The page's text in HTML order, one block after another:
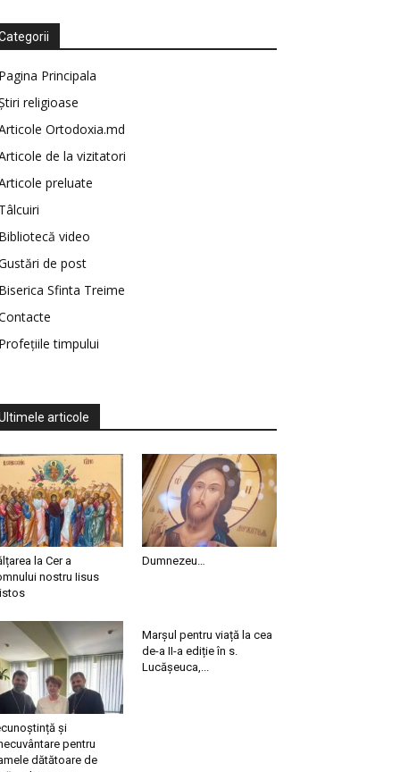
Pagina Principala
religioase
Ortodoxia.md
de la vizitatori
preluate
Tâlcuiri
Bibliotecă video
de post
Biserica Sfinta Treime
Profețiile timpului
articole
la Cer a
nostru Iisus
Dumnezeu…
și
pentru
dătătoare de
Marșul pentru viață la cea
de-a II-a ediție în s.
Lucășeuca,...